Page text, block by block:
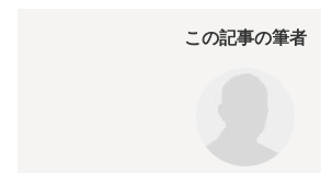
この記事の筆者